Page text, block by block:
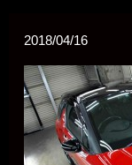
2018/04/16